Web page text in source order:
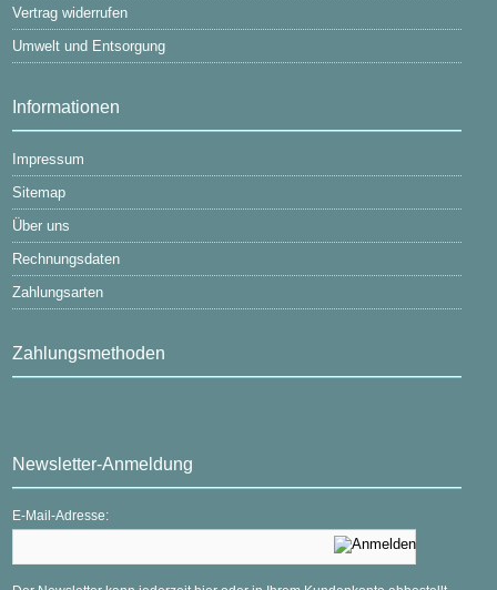
Vertrag widerrufen
Umwelt und Entsorgung
Informationen
Impressum
Sitemap
Über uns
Rechnungsdaten
Zahlungsarten
Zahlungsmethoden
Newsletter-Anmeldung
E-Mail-Adresse: